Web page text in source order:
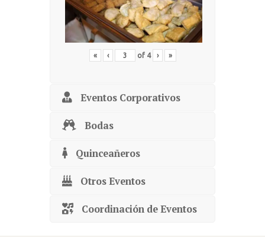
« ‹ of 4 › »
Eventos Corporativos
Bodas
Quinceañeros
Otros Eventos
Coordinación de Eventos